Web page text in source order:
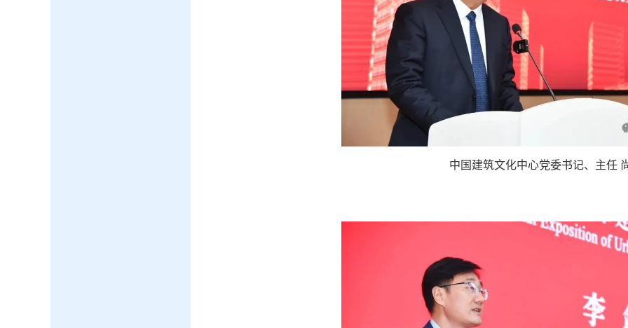
中国建筑文化中心党委书记、主任